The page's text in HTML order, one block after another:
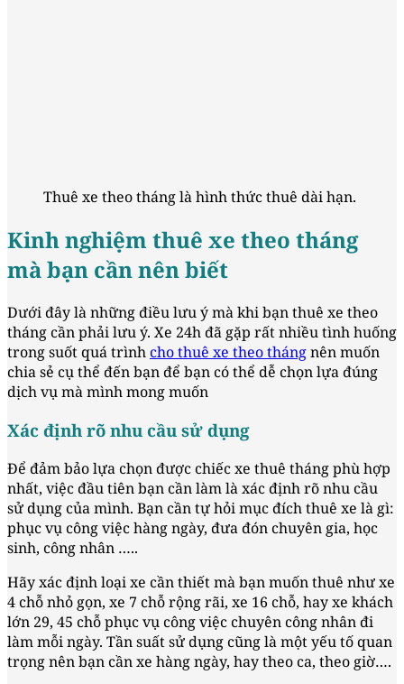
Thuê xe theo tháng là hình thức thuê dài hạn.
Kinh nghiệm thuê xe theo tháng
mà bạn cần nên biết
Dưới đây là những điều lưu ý mà khi bạn thuê xe theo
tháng cần phải lưu ý. Xe 24h đã gặp rất nhiều tình huống
trong suốt quá trìnhcho thuê xe theo thángnên muốn
chia sẻ cụ thể đến bạn để bạn có thể dễ chọn lựa đúng
dịch vụ mà mình mong muốn
Xác định rõ nhu cầu sử dụng
Để đảm bảo lựa chọn được chiếc xe thuê tháng phù hợp
nhất, việc đầu tiên bạn cần làm là xác định rõ nhu cầu
sử dụng của mình. Bạn cần tự hỏi mục đích thuê xe là gì:
phục vụ công việc hàng ngày, đưa đón chuyên gia, học
sinh, công nhân …..
Hãy xác định loại xe cần thiết mà bạn muốn thuê như xe
4 chỗ nhỏ gọn, xe 7 chỗ rộng rãi, xe 16 chỗ, hay xe khách
lớn 29, 45 chỗ phục vụ công việc chuyên công nhân đi
làm mỗi ngày. Tần suất sử dụng cũng là một yếu tố quan
trọng nên bạn cần xe hàng ngày, hay theo ca, theo giờ….